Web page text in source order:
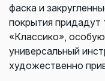
фаска и
покрытия придадут
«Классико»,
универсальный
художественно